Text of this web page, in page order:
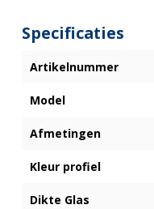
Specificaties
Artikelnummer
Model
Afmetingen
Kleur profiel
Dikte Glas